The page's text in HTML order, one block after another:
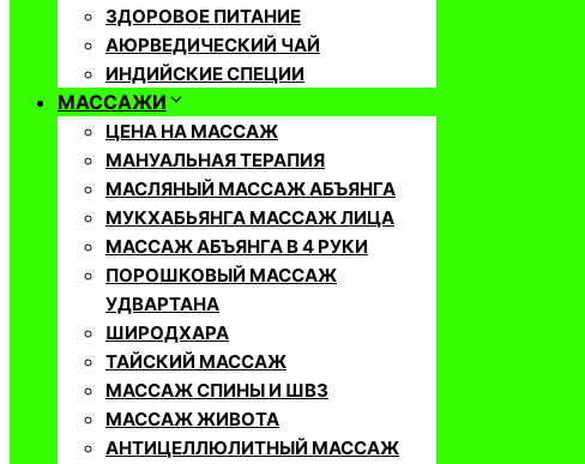
ЗДОРОВОЕ ПИТАНИЕ
АЮРВЕДИЧЕСКИЙ ЧАЙ
ИНДИЙСКИЕ СПЕЦИИ
МАССАЖИ
ЦЕНА НА МАССАЖ
МАНУАЛЬНАЯ ТЕРАПИЯ
МАСЛЯНЫЙ МАССАЖ АБЪЯНГА
МУКХАБЬЯНГА МАССАЖ ЛИЦА
МАССАЖ АБЪЯНГА В 4 РУКИ
ПОРОШКОВЫЙ МАССАЖ
УДВАРТАНА
ШИРОДХАРА
ТАЙСКИЙ МАССАЖ
МАССАЖ СПИНЫ И ШВЗ
МАССАЖ ЖИВОТА
АНТИЦЕЛЛЮЛИТНЫЙ МАССАЖ